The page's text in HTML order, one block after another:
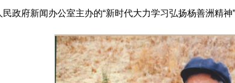
政府新闻办公室主办的“新时代大力学习弘扬杨善洲精神